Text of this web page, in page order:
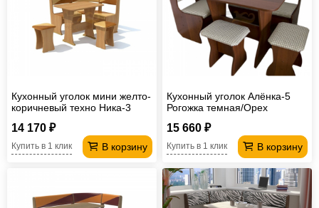
Косметологическое
оборудование
Кухонный уголок мини желто-
коричневый техно Ника-3
14 170 ₽
В корзину
Купить в 1 клик
Кухонный уголок Алёнка-5
Рогожка темная/Орех
15 660 ₽
В корзину
Купить в 1 клик